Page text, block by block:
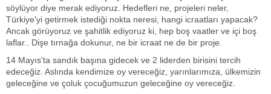
söylüyor diye merak ediyoruz. Hedefleri ne, projeleri neler,
Türkiye'yi getirmek istediği nokta neresi, hangi icraatları yapacak?
Ancak görüyoruz ve şahitlik ediyoruz ki, hep boş vaatler ve içi boş
laflar.. Dişe tırnağa dokunur, ne bir icraat ne de bir proje.
14 Mayıs'ta sandık başına gidecek ve 2 liderden birisini tercih
edeceğiz. Aslında kendimize oy vereceğiz, yarınlarımıza, ülkemizin
geleceğine ve çoluk çocuğumuzun geleceğine oy vereceğiz.